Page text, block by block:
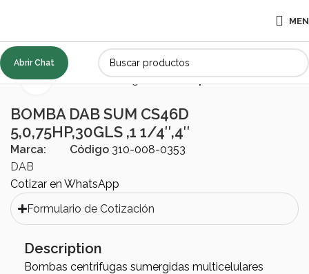
Abrir Chat
Inicio BOMBAS Sumergibles Pozo profundo
Click to enlarge
BOMBA DAB SUM CS46D
5,0,75HP,30GLS ,1 1/4″,4″
Marca:
DAB
Código 310-008-0353
Cotizar en WhatsApp
Formulario de Cotización
Description
Bombas centrifugas sumergidas multicelulares